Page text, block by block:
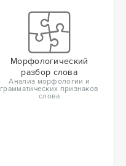
Морфологический
разбор слова
Анализ морфологии и
грамматических признаков
слова